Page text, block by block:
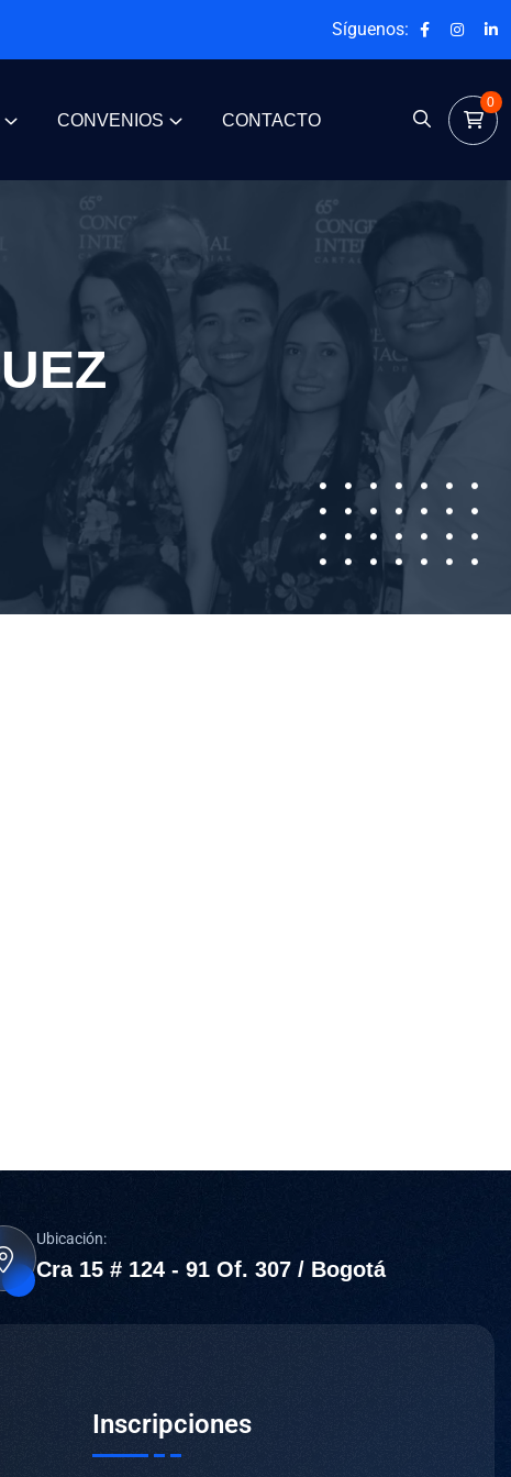
Síguenos:
CONVENIOS CONTACTO
0
Ubicación:
Cra 15 # 124 - 91 Of. 307 / Bogotá
Inscripciones